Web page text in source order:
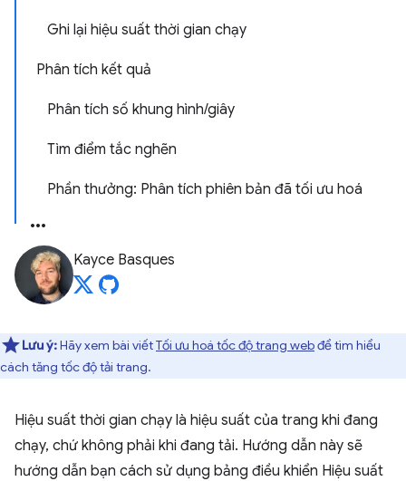
Ghi lại hiệu suất thời gian chạy
Phân tích kết quả
Phân tích số khung hình/giây
Tìm điểm tắc nghẽn
Phần thưởng: Phân tích phiên bản đã tối ưu hoá
Kayce Basques
Lưu ý:Hãy xem bài viếtTối ưu hoá tốc độ trang webđể tìm hiểu
cách tăng tốc độ tải trang.
Hiệu suất thời gian chạy là hiệu suất của trang khi đang
chạy, chứ không phải khi đang tải. Hướng dẫn này sẽ
hướng dẫn bạn cách sử dụng bảng điều khiển Hiệu suất